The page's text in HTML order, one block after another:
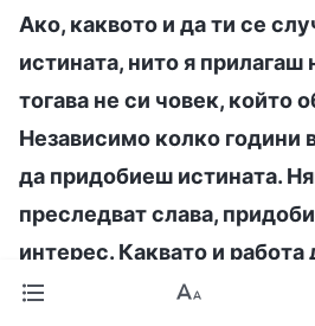
Ако, каквото и да ти се
истината, нито я прилагаш
тогава не си човек, който
Независимо колко години
да придобиеш истината.
преследват слава,
интерес. Каквато и
църквата да свършат, те